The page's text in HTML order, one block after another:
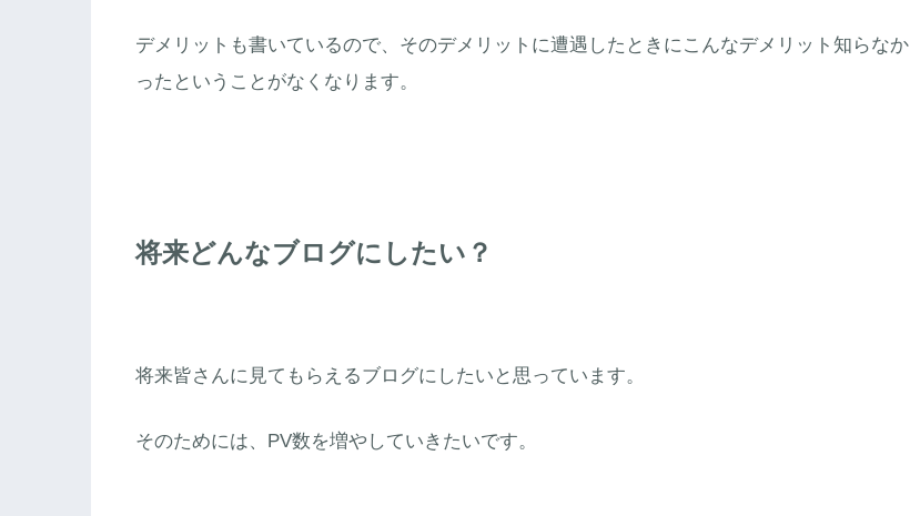
デメリットも書いているので、そのデメリットに遭遇したときにこんなデメリット知らなか
ったということがなくなります。
将来どんなブログにしたい？
将来皆さんに見てもらえるブログにしたいと思っています。
そのためには、PV数を増やしていきたいです。